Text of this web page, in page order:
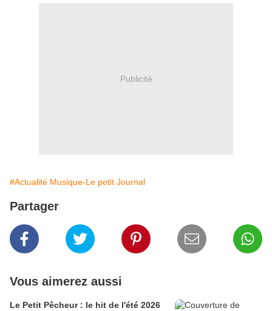
Publicité
#Actualité Musique-Le petit Journal
Partager
Vous aimerez aussi
Le Petit Pêcheur : le hit de l'été 2026